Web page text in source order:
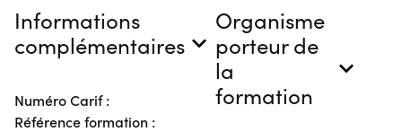
Informations
complémentaires
Numéro Carif :
Référence formation :
Organisme
porteur de
la
formation